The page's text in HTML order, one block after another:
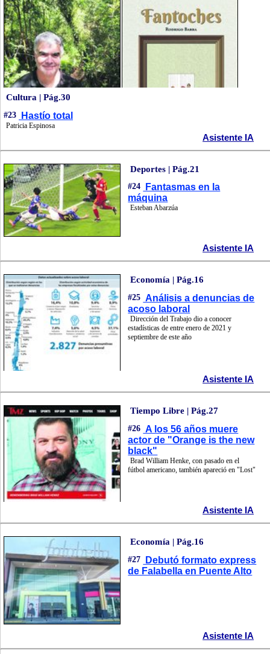
Cultura | Pág.30
#23 Hastío total
Patricia Espinosa
Asistente IA
Deportes | Pág.21
#24
Fantasmas en la
máquina
Esteban Abarzúa
Asistente IA
Economía | Pág.16
#25 Análisis a denuncias de
acoso laboral
Dirección del Trabajo dio a conocer
estadísticas de entre enero de 2021 y
septiembre de este año
Asistente IA
Tiempo Libre | Pág.27
#26 A los 56 años muere
actor de "Orange is the new
black"
Brad William Henke, con pasado en el
fútbol americano, también apareció en "Lost"
Asistente IA
Economía | Pág.16
#27
Debutó formato express
de Falabella en Puente Alto
Asistente IA